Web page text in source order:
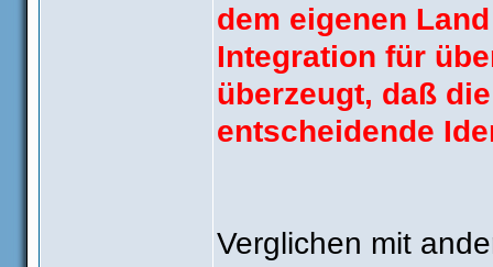
dem eigenen
Integration für
überzeugt, daß
entscheidende
Verglichen mit